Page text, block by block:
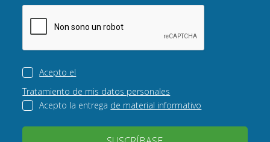
Acepto el
Tratamiento de mis datos personales
Acepto la entrega de material informativo